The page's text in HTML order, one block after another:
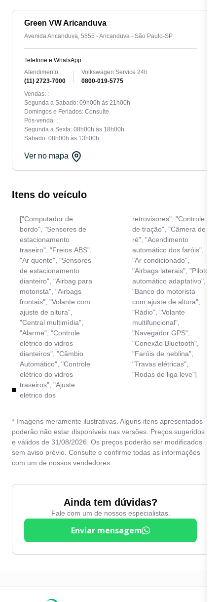
Green VW Aricanduva
Avenida Aricanduva, 5555 - Aricanduva - São Paulo-SP
Telefone e WhatsApp
Atendimento
(11) 2723-7000
Volkswagen Service 24h
0800-019-5775
Vendas: :
Segunda a Sabado: 09h00h às 21h00h
Domingos e Feriados: Consulte
Pós-venda: :
Segunda a Sexta: 08h00h às 18h00h
Sabado: 08h00h às 13h00h
Ver no mapa
Itens do veículo
["Computador de
bordo", "Sensores de
estacionamento
traseiro", "Freios ABS",
"Ar quente", "Sensores
de estacionamento
dianteiro", "Airbag para
motorista", "Airbags
frontais", "Volante com
ajuste de altura",
"Central multimídia",
"Alarme", "Controle
elétrico do vidros
dianteiros", "Câmbio
Automático", "Controle
elétrico do vidros
traseiros", "Ajuste
elétrico dos
retrovisores", "Controle
de tração", "Câmera de
ré", "Acendimento
automático dos faróis",
"Ar condicionado",
"Airbags laterais", "Piloto
automático adaptativo",
"Banco do motorista
com ajuste de altura",
"Rádio", "Volante
multifuncional",
"Navegador GPS",
"Conexão Bluetooth",
"Faróis de neblina",
"Travas elétricas",
"Rodas de liga leve"]
* Imagens meramente ilustrativas. Alguns itens apresentados
poderão não estar disponíveis nas versões. Preços sugeridos
e válidos de 31/08/2026. Os preços poderão ser modificados
sem aviso prévio. Consulte e confirme todas as informações
com um de nossos vendedores.
Ainda tem dúvidas?
Fale com um de nossos especialistas.
Enviar mensagem